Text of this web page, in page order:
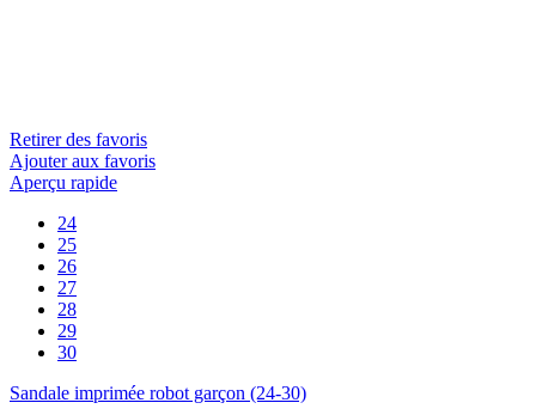
Retirer des favoris
Ajouter aux favoris
Aperçu rapide
24
25
26
27
28
29
30
Sandale imprimée robot garçon (24-30)